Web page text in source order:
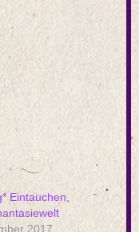
Eintauchen,
2017